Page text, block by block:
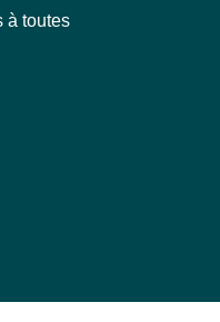
à toutes